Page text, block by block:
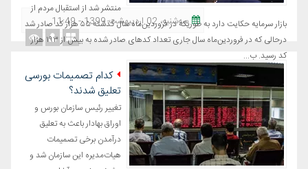
منتشر شد از استقبال مردم از
بازار سرمایه حکایت دارد به طوریکه در فروردین‌ماه سال گذشته ۵۵ هزار کد صادر شد
درحالی که در فروردین‌ماه سال جاری تعداد کدهای صادر شده به بیش از ۱۹۳ هزار
کد رسید. ب...
ﺳﻪشنبه، 02 اردیبهشت 1399 - 11:49
کدام تصمیمات بورسی
تعلیق شدند؟
تغییر رئیس سازمان بورس و
اوراق بهادار باعث به تعلیق
درآمدن برخی تصمیمات
هیات‌مدیره این سازمان شد و